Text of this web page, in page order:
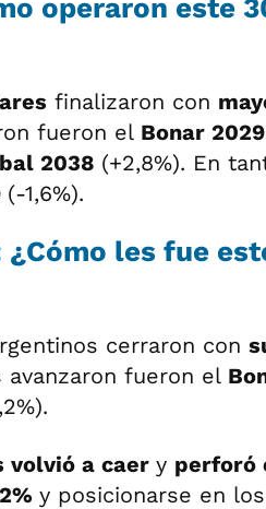
operaron este
finalizaron con
fueron el Bonar 2029
2038 (+2,8%). En
(-1,6%).
les fue
cerraron con
avanzaron fueron el
volvió a caer y perforó
y posicionarse en los